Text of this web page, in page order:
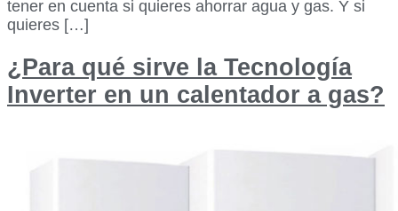
tener en cuenta si quieres ahorrar agua y gas. Y si
quieres […]
¿Para qué sirve la Tecnología
Inverter en un calentador a gas?